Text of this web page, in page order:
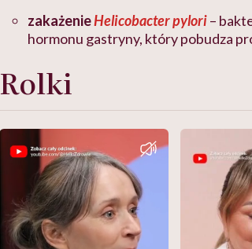
zakażenieHelicobacter pylori–
hormonu gastryny, który pobudza
Rolki